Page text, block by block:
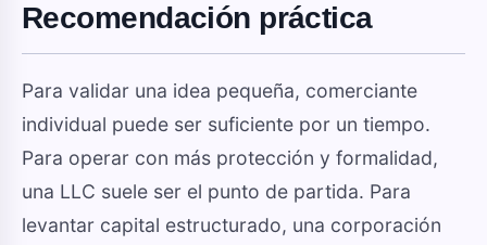
Recomendación práctica
Para validar una idea pequeña, comerciante
individual puede ser suficiente por un tiempo.
Para operar con más protección y formalidad,
una LLC suele ser el punto de partida. Para
levantar capital estructurado, una corporación